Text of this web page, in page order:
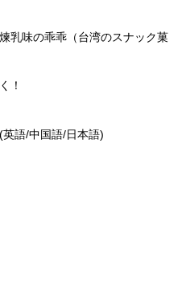
乳味の乖乖（台湾のスナック菓
！
英語/中国語/日本語)